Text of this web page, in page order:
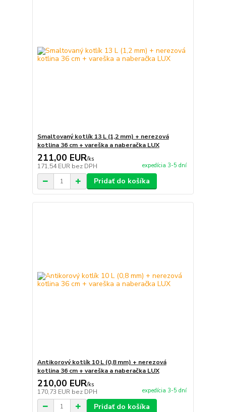
Smaltovaný kotlík 13 L (1,2 mm) + nerezová
kotlina 36 cm + vareška a naberačka LUX
211,00 EUR/ks
171,54 EUR bez DPH expedícia 3-5 dní
Pridať do košíka
Antikorový kotlík 10 L (0,8 mm) + nerezová
kotlina 36 cm + vareška a naberačka LUX
210,00 EUR/ks
170,73 EUR bez DPH expedícia 3-5 dní
Pridať do košíka